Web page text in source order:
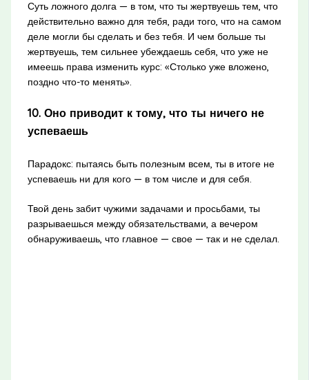
Суть ложного долга — в том, что ты жертвуешь тем, что
действительно важно для тебя, ради того, что на самом
деле могли бы сделать и без тебя. И чем больше ты
жертвуешь, тем сильнее убеждаешь себя, что уже не
имеешь права изменить курс: «Столько уже вложено,
поздно что-то менять».
10. Оно приводит к тому, что ты ничего не
успеваешь
Парадокс: пытаясь быть полезным всем, ты в итоге не
успеваешь ни для кого — в том числе и для себя.
Твой день забит чужими задачами и просьбами, ты
разрываешься между обязательствами, а вечером
обнаруживаешь, что главное — свое — так и не сделал.